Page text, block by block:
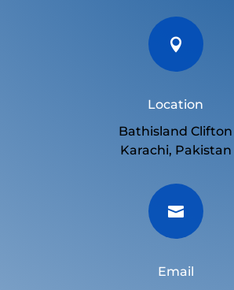

Location
Bathisland Clifton
Karachi, Pakistan

Email